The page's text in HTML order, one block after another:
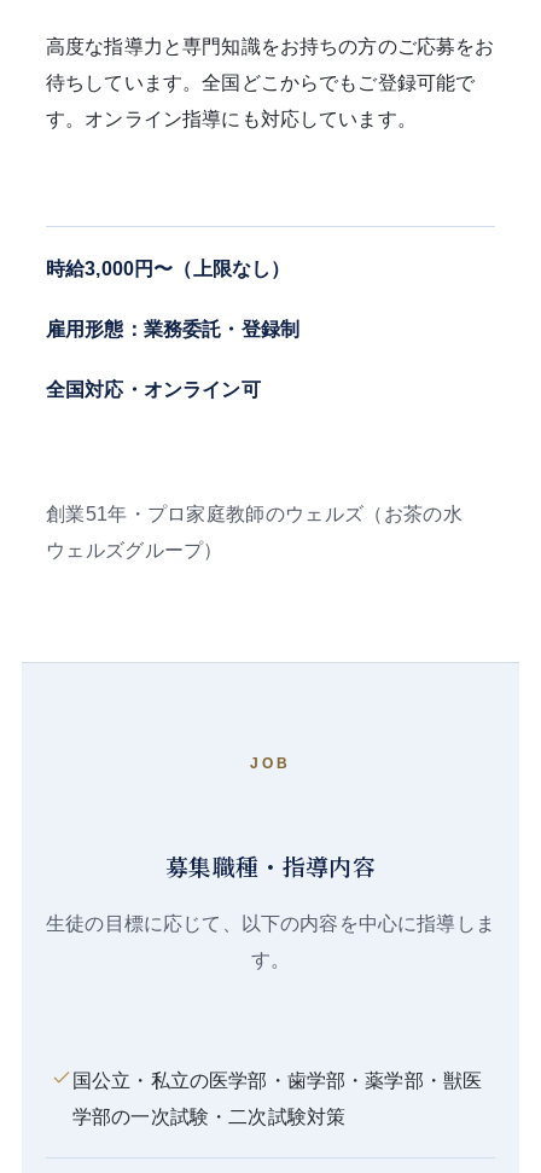
高度な指導力と専門知識をお持ちの方のご応募をお
待ちしています。全国どこからでもご登録可能で
す。オンライン指導にも対応しています。
時給3,000円〜（上限なし）
雇用形態：業務委託・登録制
全国対応・オンライン可
創業51年・プロ家庭教師のウェルズ（お茶の水
ウェルズグループ）
JOB
募集職種・指導内容
生徒の目標に応じて、以下の内容を中心に指導しま
す。
国公立・私立の医学部・歯学部・薬学部・獣医
学部の一次試験・二次試験対策